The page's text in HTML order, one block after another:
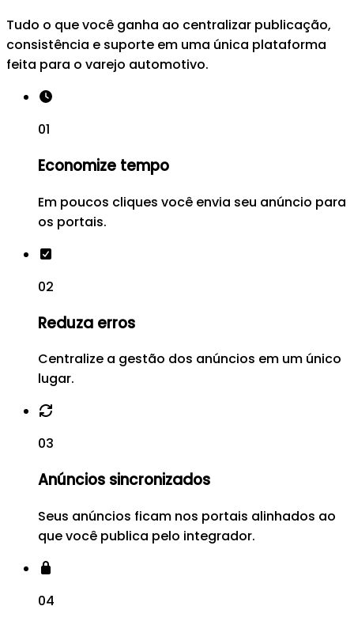
Tudo o que você ganha ao centralizar publicação,
consistência e suporte em uma única plataforma
feita para o varejo automotivo.
01
Economize tempo
Em poucos cliques você envia seu anúncio para
os portais.
02
Reduza erros
Centralize a gestão dos anúncios em um único
lugar.
03
Anúncios sincronizados
Seus anúncios ficam nos portais alinhados ao
que você publica pelo integrador.
04